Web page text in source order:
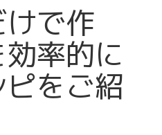
で作
率的に
をご紹